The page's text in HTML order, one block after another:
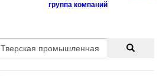
группа компаний